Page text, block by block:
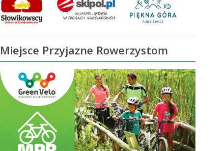
Miejsce Przyjazne Rowerzystom